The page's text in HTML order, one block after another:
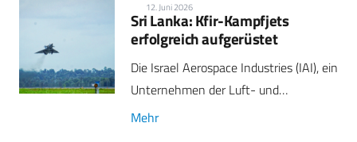
12. Juni 2026
Sri Lanka: Kfir-Kampfjets
erfolgreich aufgerüstet
Die Israel Aerospace Industries (IAI), ein
Unternehmen der Luft- und…
Mehr